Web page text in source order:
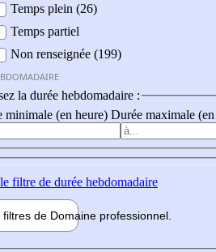
Temps plein (26)
Temps partiel
Non renseignée (199)
la durée hebdomadaire :
minimale (en heure) Durée maximale
filtre de durée hebdomadaire
filtres de Domaine professionnel